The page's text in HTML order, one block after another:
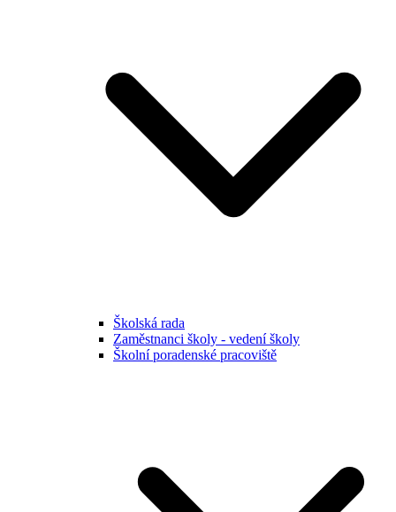
Školská rada
Zaměstnanci školy - vedení školy
Školní poradenské pracoviště